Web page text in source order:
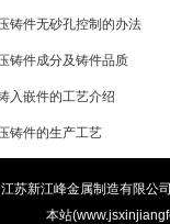
铸件无砂孔控制的办法
铸件成分及铸件品质
入嵌件的工艺介绍
铸件的生产工艺
苏新江峰金属制造有限公
本站